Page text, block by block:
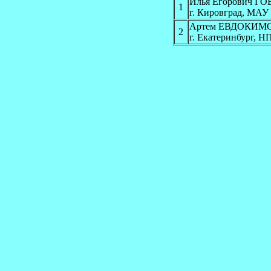
1
г. Кировград,
2
Артем
г. Екатеринбург,